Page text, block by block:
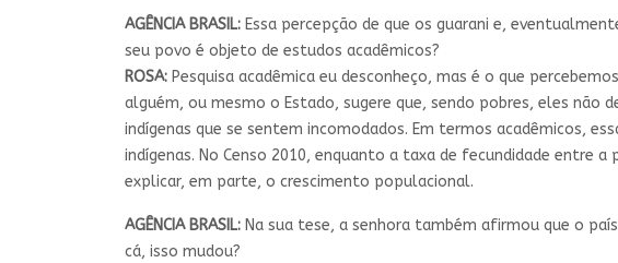
AGÊNCIA BRASIL: Essa percepção de que os guarani e,
seu povo é objeto de estudos acadêmicos?
ROSA: Pesquisa acadêmica eu desconheço, mas é o que
alguém, ou mesmo o Estado, sugere que, sendo pobres, eles
indígenas que se sentem incomodados. Em termos acadêmicos,
indígenas. No Censo 2010, enquanto a taxa de fecundidade entre
explicar, em parte, o crescimento populacional.
AGÊNCIA BRASIL: Na sua tese, a senhora também afirmou que o
cá, isso mudou?